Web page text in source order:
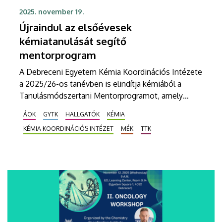
2025. november 19.
Újraindul az elsőévesek
kémiatanulását segítő
mentorprogram
A Debreceni Egyetem Kémia Koordinációs Intézete
a 2025/26-os tanévben is elindítja kémiából a
Tanulásmódszertani Mentorprogramot, amely
tananyag elsajátításához szükséges tanulási
módszerek fejlesztésében. A programra – amely
ÁOK GYTK HALLGATÓK
KÉMIA
KÉMIA KOORDINÁCIÓS INTÉZET
MÉK TTK